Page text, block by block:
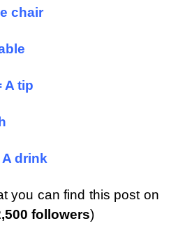
chair
A tip
drink
you can find this post on
followers)